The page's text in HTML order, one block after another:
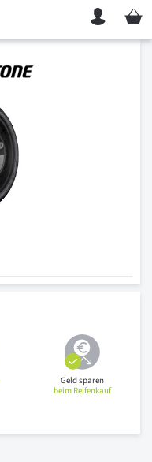
Mein
Geld sparen
beim Reifenkauf